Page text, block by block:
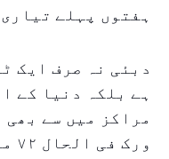
ہفتوں پہلے تیاری
دبئی نہ صرف ایک
ہے بلکہ دنیا کے
مراکز میں سے